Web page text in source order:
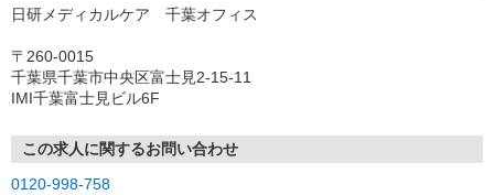
日研メディカルケア 千葉オフィス
〒260-0015
千葉県千葉市中央区富士見2-15-11
IMI千葉富士見ビル6F
この求人に関するお問い合わせ
0120-998-758